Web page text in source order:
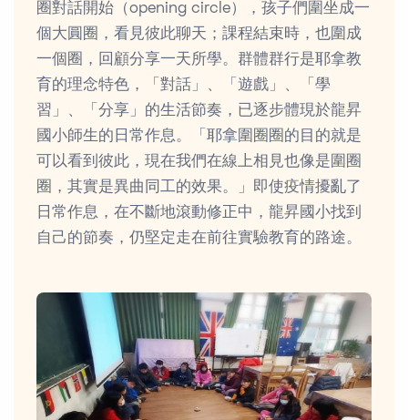
圈對話開始（opening circle），孩子們圍坐成一
個大圓圈，看見彼此聊天；課程結束時，也圍成
一個圈，回顧分享一天所學。群體群行是耶拿教
育的理念特色，「對話」、「遊戲」、「學
習」、「分享」的生活節奏，已逐步體現於龍昇
國小師生的日常作息。「耶拿圍圈圈的目的就是
可以看到彼此，現在我們在線上相見也像是圍圈
圈，其實是異曲同工的效果。」即使疫情擾亂了
日常作息，在不斷地滾動修正中，龍昇國小找到
自己的節奏，仍堅定走在前往實驗教育的路途。